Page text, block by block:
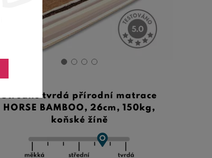
Středně tvrdá přírodní matrace
HORSE BAMBOO, 26cm, 150kg,
koňské žíně